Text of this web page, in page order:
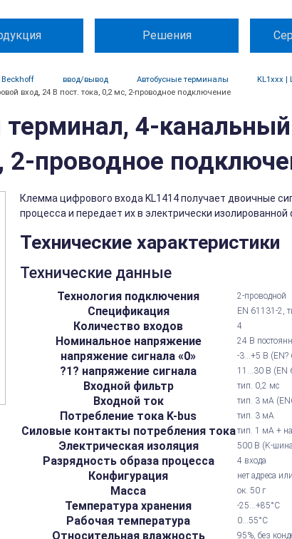
Решения
ввод/вывод Автобусные терминалы
KL1xxx |
вход, 24 В пост. тока, 0,2 мс, 2-проводное подключение
4-
2-проводное
Клемма цифрового входа KL1414 получает двоичные
процесса и передает их в электрически изолированной
Технические характеристики
Технические данные
Технология подключения 2-проводной
Спецификация EN 61131-2,
Количество входов 4
Номинальное напряжение 24 В
напряжение сигнала «0» -3...+5 В
?1? напряжение сигнала 11...30 В (EN
Входной фильтр тип. 0,2 мс
Входной ток тип. 3 мА
Потребление тока K-bus тип. 3 мА
Силовые контакты потребления токатип. 1 мА +
Электрическая изоляция 500 В (K-
Разрядность образа процесса 4 входа
Конфигурация нет адреса
Масса ок. 50 г
Температура хранения -25...+85°С
Рабочая температура 0...55°С
Относительная влажность 95%, без